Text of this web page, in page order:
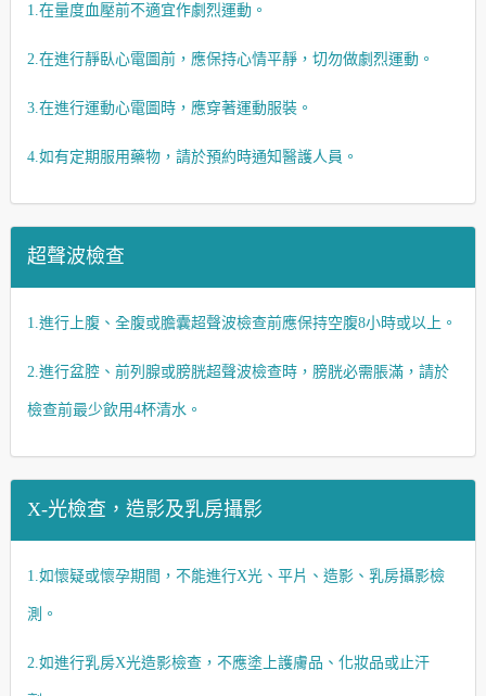
1.在量度血壓前不適宜作劇烈運動。
2.在進行靜臥心電圖前，應保持心情平靜，切勿做劇烈運動。
3.在進行運動心電圖時，應穿著運動服裝。
4.如有定期服用藥物，請於預約時通知醫護人員。
超聲波檢查
1.進行上腹、全腹或膽囊超聲波檢查前應保持空腹8小時或以上。
2.進行盆腔、前列腺或膀胱超聲波檢查時，膀胱必需脹滿，請於
檢查前最少飲用4杯清水。
X-光檢查，造影及乳房攝影
1.如懷疑或懷孕期間，不能進行X光、平片、造影、乳房攝影檢
測。
2.如進行乳房X光造影檢查，不應塗上護膚品、化妝品或止汗